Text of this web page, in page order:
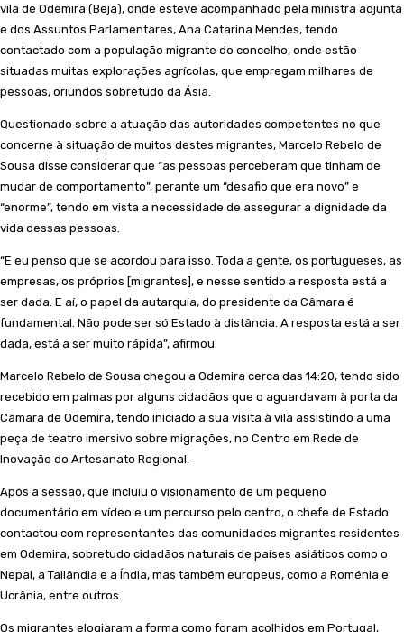
vila de Odemira (Beja), onde esteve acompanhado pela ministra adjunta
e dos Assuntos Parlamentares, Ana Catarina Mendes, tendo
contactado com a população migrante do concelho, onde estão
situadas muitas explorações agrícolas, que empregam milhares de
pessoas, oriundos sobretudo da Ásia.
Questionado sobre a atuação das autoridades competentes no que
concerne à situação de muitos destes migrantes, Marcelo Rebelo de
Sousa disse considerar que “as pessoas perceberam que tinham de
mudar de comportamento”, perante um “desafio que era novo” e
“enorme”, tendo em vista a necessidade de assegurar a dignidade da
vida dessas pessoas.
“E eu penso que se acordou para isso. Toda a gente, os portugueses, as
empresas, os próprios [migrantes], e nesse sentido a resposta está a
ser dada. E aí, o papel da autarquia, do presidente da Câmara é
fundamental. Não pode ser só Estado à distância. A resposta está a ser
dada, está a ser muito rápida”, afirmou.
Marcelo Rebelo de Sousa chegou a Odemira cerca das 14:20, tendo sido
recebido em palmas por alguns cidadãos que o aguardavam à porta da
Câmara de Odemira, tendo iniciado a sua visita à vila assistindo a uma
peça de teatro imersivo sobre migrações, no Centro em Rede de
Inovação do Artesanato Regional.
Após a sessão, que incluiu o visionamento de um pequeno
documentário em vídeo e um percurso pelo centro, o chefe de Estado
contactou com representantes das comunidades migrantes residentes
em Odemira, sobretudo cidadãos naturais de países asiáticos como o
Nepal, a Tailândia e a Índia, mas também europeus, como a Roménia e
Ucrânia, entre outros.
Os migrantes elogiaram a forma como foram acolhidos em Portugal,